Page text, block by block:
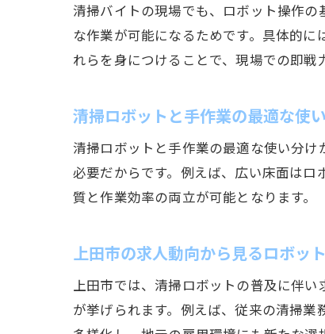
清掃バイトの現場でも、ロボット操作
な作業が可能になるためです。具体的
れらを身につけることで、現場での即戦
清掃ロボットと手作業の最適な使
清掃ロボットと手作業の最適な使い分
必要だからです。例えば、広い床面は
質と作業効率の両立が可能となります。
上田市の求人動向から見るロボッ
上田市では、清掃ロボットの普及に伴
が挙げられます。例えば、従来の清掃